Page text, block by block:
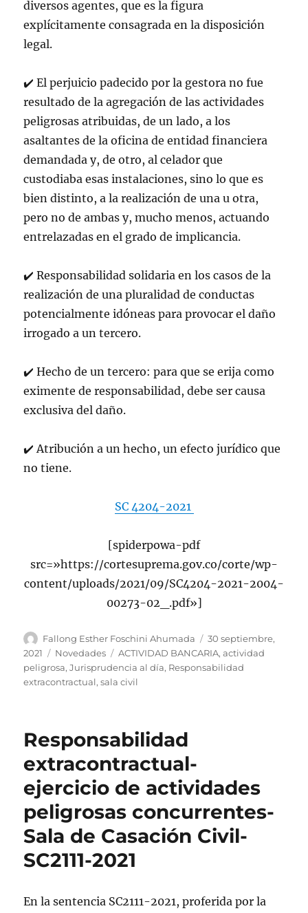
diversos agentes, que es la figura
explícitamente consagrada en la disposición
legal.
✔ El perjuicio padecido por la gestora no fue
resultado de la agregación de las actividades
peligrosas atribuidas, de un lado, a los
asaltantes de la oficina de entidad financiera
demandada y, de otro, al celador que
custodiaba esas instalaciones, sino lo que es
bien distinto, a la realización de una u otra,
pero no de ambas y, mucho menos, actuando
entrelazadas en el grado de implicancia.
✔ Responsabilidad solidaria en los casos de la
realización de una pluralidad de conductas
potencialmente idóneas para provocar el daño
irrogado a un tercero.
✔ Hecho de un tercero: para que se erija como
eximente de responsabilidad, debe ser causa
exclusiva del daño.
✔ Atribución a un hecho, un efecto jurídico que
no tiene.
SC 4204-2021
[spiderpowa-pdf
src=»https://cortesuprema.gov.co/corte/wp-
content/uploads/2021/09/SC4204-2021-2004-
00273-02_.pdf»]
Autor
Fallong Esther Foschini Ahumada
Publicado
el
30 septiembre,
2021
Categorías
Novedades Etiquetas
ACTIVIDAD BANCARIA,actividad
peligrosa,Jurisprudencia al día, Responsabilidad
extracontractual,sala civil
Responsabilidad
extracontractual-
ejercicio de actividades
peligrosas concurrentes-
Sala de Casación Civil-
SC2111-2021
En la sentencia SC2111-2021, proferida por la